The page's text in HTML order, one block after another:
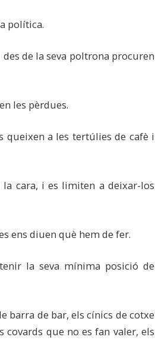
política.
de la seva poltrona procuren
les pèrdues.
queixen a les tertúlies de cafè i
cara, i es limiten a deixar-los
ens diuen què hem de fer.
la seva mínima posició de
barra de bar, els cínics de cotxe
que no es fan valer, els